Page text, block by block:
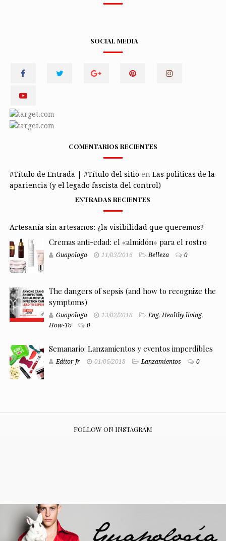
SOCIAL MEDIA
COMENTARIOS RECIENTES
#Título de Entrada | #Título del sitio en Las políticas de la
apariencia (y el legado fascista del control)
ENTRADAS RECIENTES
Artesanía sin artesanos: ¿la visibilidad que queremos?
Cremas anti-edad: el «almidón» para el rostro
Guapologa 11/03/2016 Belleza 0
The dangers of sepsis (and how to recognize the
symptoms)
Guapologa 13/02/2018 Eng,Healthy living,
How-To
0
Semanario: Lanzamientos y eventos imperdibles
Editor Jr 01/06/2018 Lanzamientos 0
FOLLOW ON INSTAGRAM